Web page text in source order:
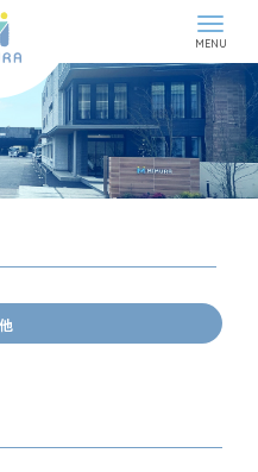
最新情報
企業情報